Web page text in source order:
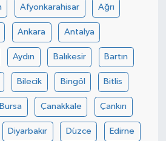
Afyonkarahisar Ağrı
Ankara Antalya
Aydın Balıkesir Bartın
Bilecik Bingöl Bitlis
Bursa Çanakkale Çankırı
Diyarbakır Düzce Edirne